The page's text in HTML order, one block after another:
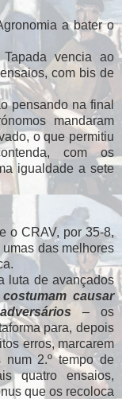
a bater o
vencia ao
com bis de
pensando na final
mandaram
o que permitiu
com os
igualdade a sete
o CRAV, por 35-8,
umas das melhores
luta de avançados
causar
– os
para, depois
erros, marcarem
num 2.º tempo de
quatro ensaios,
que os recoloca